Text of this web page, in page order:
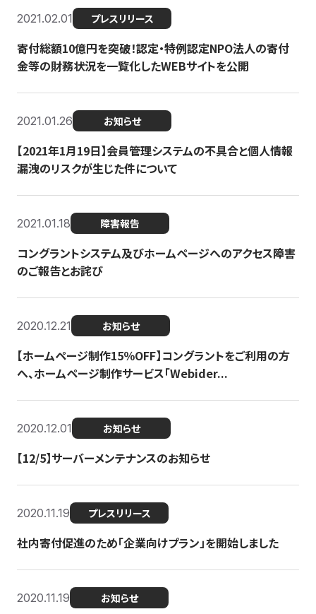
2021.02.01 プレスリリース
寄付総額10億円を突破！認定・特例認定NPO法人の寄付
金等の財務状況を一覧化したWEBサイトを公開
2021.01.26 お知らせ
【2021年1月19日】会員管理システムの不具合と個人情報
漏洩のリスクが生じた件について
2021.01.18 障害報告
コングラントシステム及びホームページへのアクセス障害
のご報告とお詫び
2020.12.21 お知らせ
【ホームページ制作15％OFF】コングラントをご利用の方
へ、ホームページ制作サービス「Webider...
2020.12.01 お知らせ
【12/5】サーバーメンテナンスのお知らせ
2020.11.19 プレスリリース
社内寄付促進のため「企業向けプラン」を開始しました
2020.11.19 お知らせ